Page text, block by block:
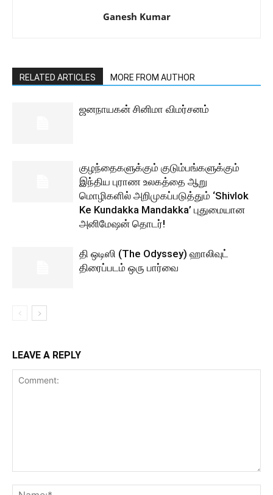
Ganesh Kumar
RELATED ARTICLES MORE FROM AUTHOR
ஜனநாயகன் சினிமா விமர்சனம்
குழந்தைகளுக்கும் குடும்பங்களுக்கும்
இந்திய புராண உலகத்தை ஆறு
மொழிகளில் அறிமுகப்படுத்தும் ‘Shivlok
Ke Kundakka Mandakka’ புதுமையான
அனிமேஷன் தொடர்!
தி ஒடிஸி (The Odyssey) ஹாலிவுட்
திரைப்படம் ஒரு பார்வை
LEAVE A REPLY